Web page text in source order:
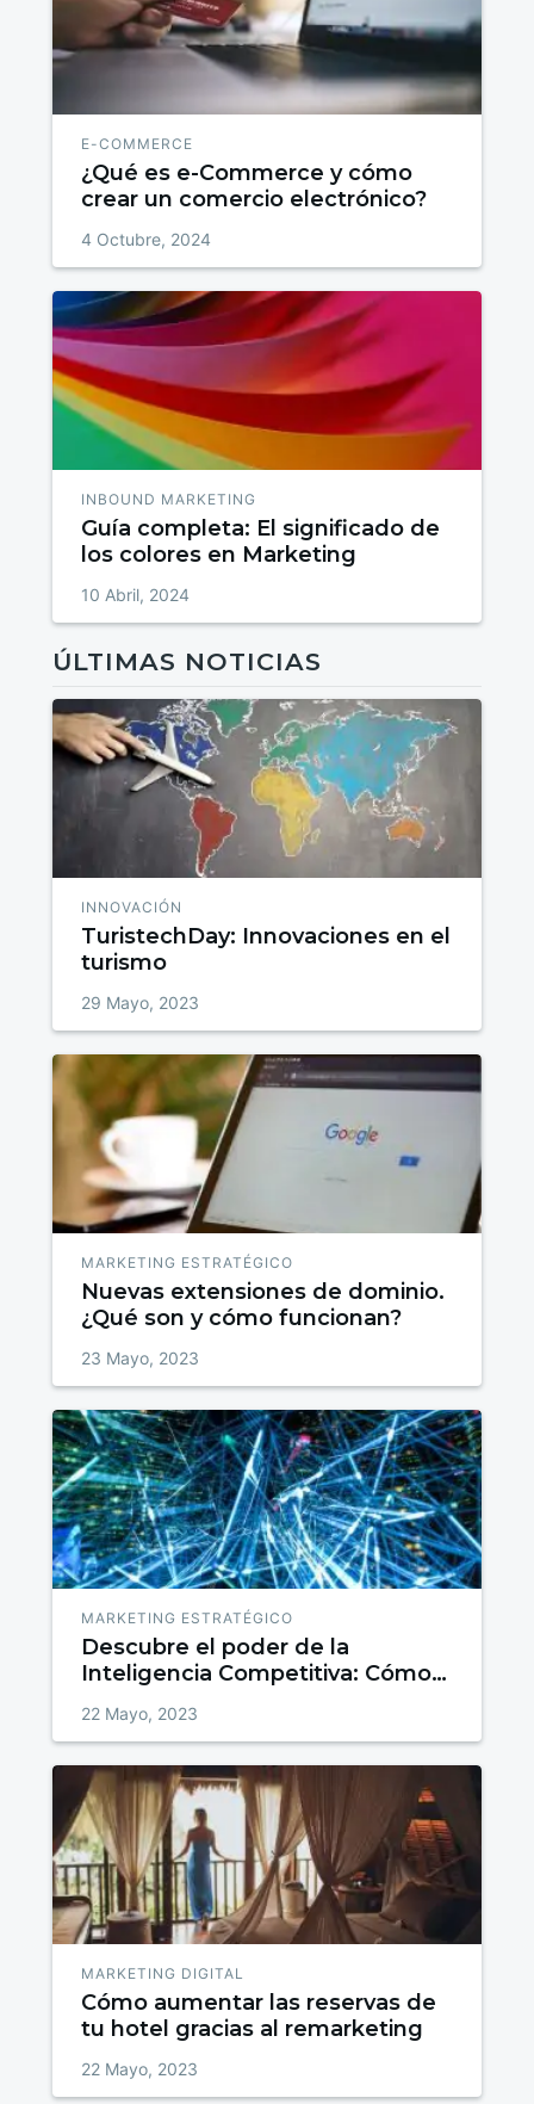
E-COMMERCE
¿Qué es e-Commerce y cómo
crear un comercio electrónico?
4 Octubre, 2024
INBOUND MARKETING
Guía completa: El significado de
los colores en Marketing
10 Abril, 2024
ÚLTIMAS NOTICIAS
INNOVACIÓN
TuristechDay: Innovaciones en el
turismo
29 Mayo, 2023
MARKETING ESTRATÉGICO
Nuevas extensiones de dominio.
¿Qué son y cómo funcionan?
23 Mayo, 2023
MARKETING ESTRATÉGICO
Descubre el poder de la
Inteligencia Competitiva: Cómo
22 Mayo, 2023
MARKETING DIGITAL
Cómo aumentar las reservas de
tu hotel gracias al remarketing
22 Mayo, 2023